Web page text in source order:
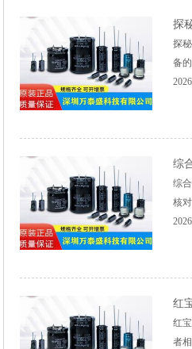
探
探
备
综
综
核
红
红
者